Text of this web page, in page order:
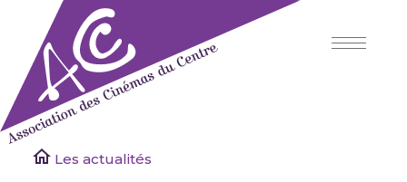
content
Association des Cinémas du Centre
Les actualités